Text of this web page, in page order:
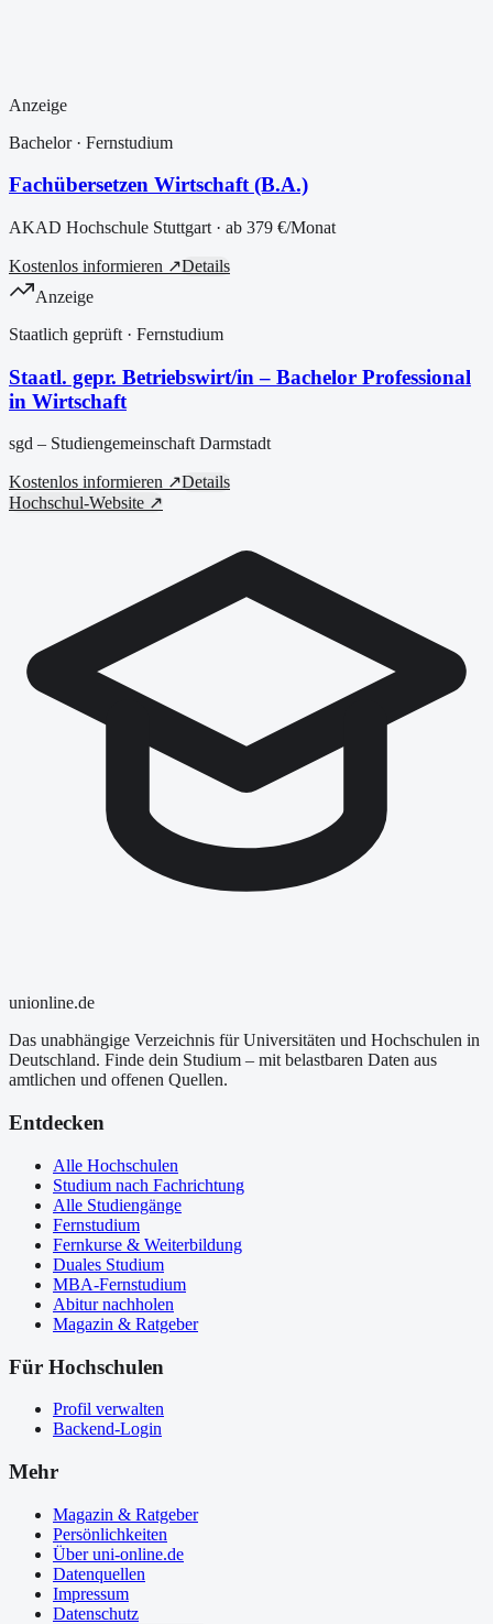
Anzeige
Bachelor· Fernstudium
Fachübersetzen Wirtschaft (B.A.)
AKAD Hochschule Stuttgart · ab 379 €/Monat
Kostenlos informieren ↗Details
Anzeige
Staatlich geprüft · Fernstudium
Staatl. gepr. Betriebswirt/in – Bachelor Professional
in Wirtschaft
sgd – Studiengemeinschaft Darmstadt
Kostenlos informieren ↗Details
Hochschul-Website ↗
unionline.de
Das unabhängige Verzeichnis für Universitäten und Hochschulen in
Deutschland. Finde dein Studium – mit belastbaren Daten aus
amtlichen und offenen Quellen.
Entdecken
Alle Hochschulen
Studium nach Fachrichtung
Alle Studiengänge
Fernstudium
Fernkurse & Weiterbildung
Duales Studium
MBA-Fernstudium
Abitur nachholen
Magazin & Ratgeber
Für Hochschulen
Profil verwalten
Backend-Login
Mehr
Magazin & Ratgeber
Persönlichkeiten
Über uni-online.de
Datenquellen
Impressum
Datenschutz